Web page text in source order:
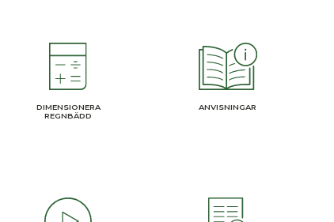
DIMENSIONERA
REGNBÄDD
ANVISNINGAR